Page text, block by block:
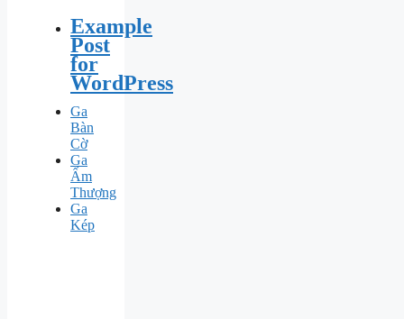
Example
Post
for
WordPress
Ga
Bàn
Cờ
Ga
Ấm
Thượng
Ga
Kép